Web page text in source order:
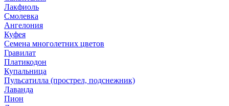
Лакфиоль
Смолевка
Ангелония
Куфея
Семена многолетних цветов
Гравилат
Платикодон
Купальница
Пульсатилла (прострел, подснежник)
Лаванда
Пион